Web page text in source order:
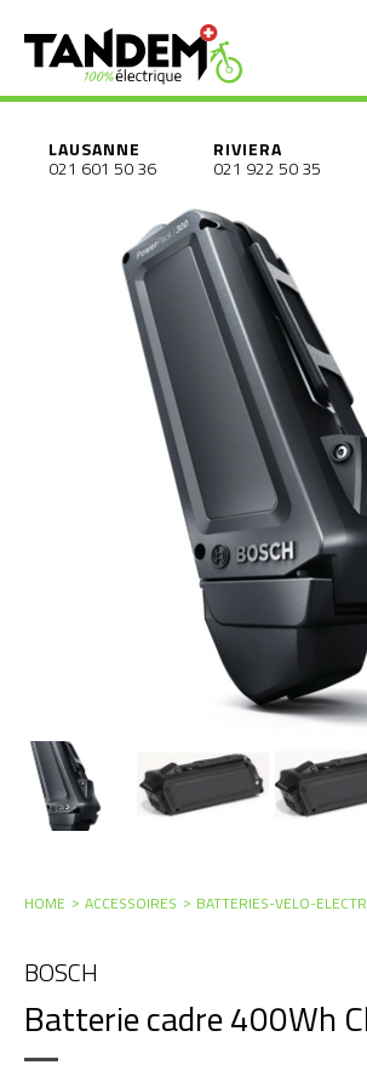
LAUSANNE
021 601 50 36
RIVIERA
021 922 50 35
HOME ACCESSOIRES BATTERIES-VELO-
BOSCH
Batterie cadre 400Wh